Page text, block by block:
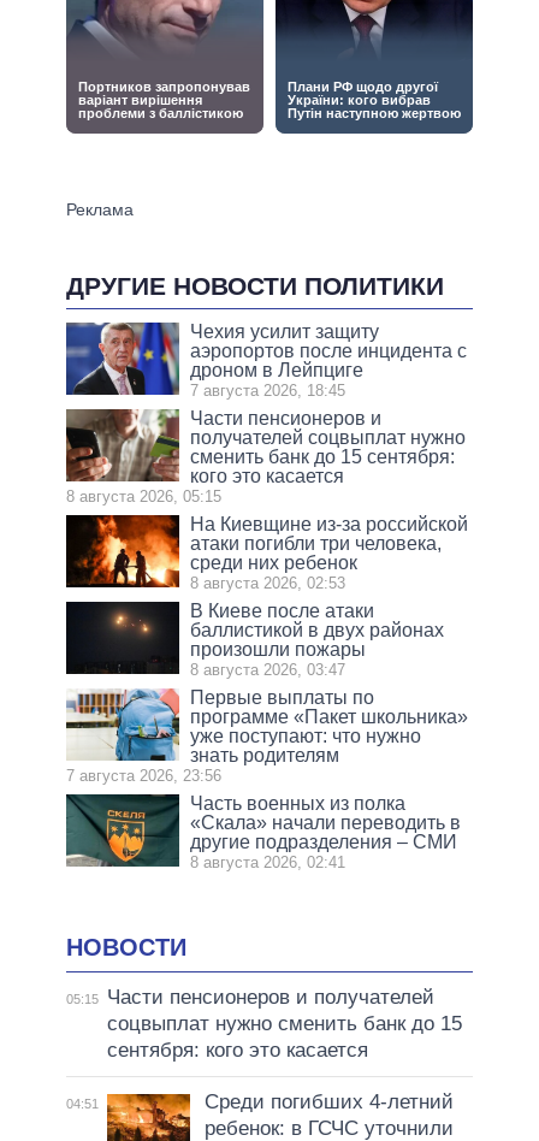
ДРУГИЕ НОВОСТИ ПОЛИТИКИ
Чехия усилит защиту
аэропортов после инцидента с
дроном в Лейпциге
7 августа 2026, 18:45
Части пенсионеров и
получателей соцвыплат нужно
сменить банк до 15 сентября:
кого это касается
8 августа 2026, 05:15
На Киевщине из-за российской
атаки погибли три человека,
среди них ребенок
8 августа 2026, 02:53
В Киеве после атаки
баллистикой в двух районах
произошли пожары
8 августа 2026, 03:47
Первые выплаты по
программе «Пакет школьника»
уже поступают: что нужно
знать родителям
7 августа 2026, 23:56
Часть военных из полка
«Скала» начали переводить в
другие подразделения – СМИ
8 августа 2026, 02:41
НОВОСТИ
05:15
Части пенсионеров и получателей
соцвыплат нужно сменить банк до 15
сентября: кого это касается
04:51
Среди погибших 4-летний
ребенок: в ГСЧС уточнили